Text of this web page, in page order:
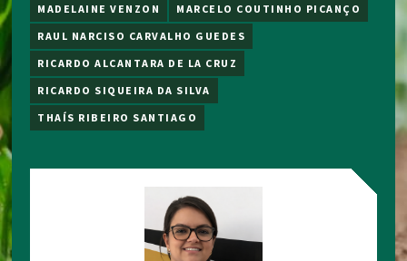
MADELAINE VENZON
MARCELO COUTINHO PICANÇO
RAUL NARCISO CARVALHO GUEDES
RICARDO ALCANTARA DE LA CRUZ
RICARDO SIQUEIRA DA SILVA
THAÍS RIBEIRO SANTIAGO